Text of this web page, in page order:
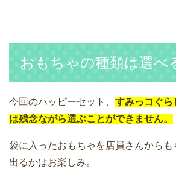
おもちゃの種類は選べ
今回のハッピーセット、 すみっコぐら
は残念ながら選ぶことができません。
袋に入ったおもちゃを店員さんから
出るかはお楽しみ。